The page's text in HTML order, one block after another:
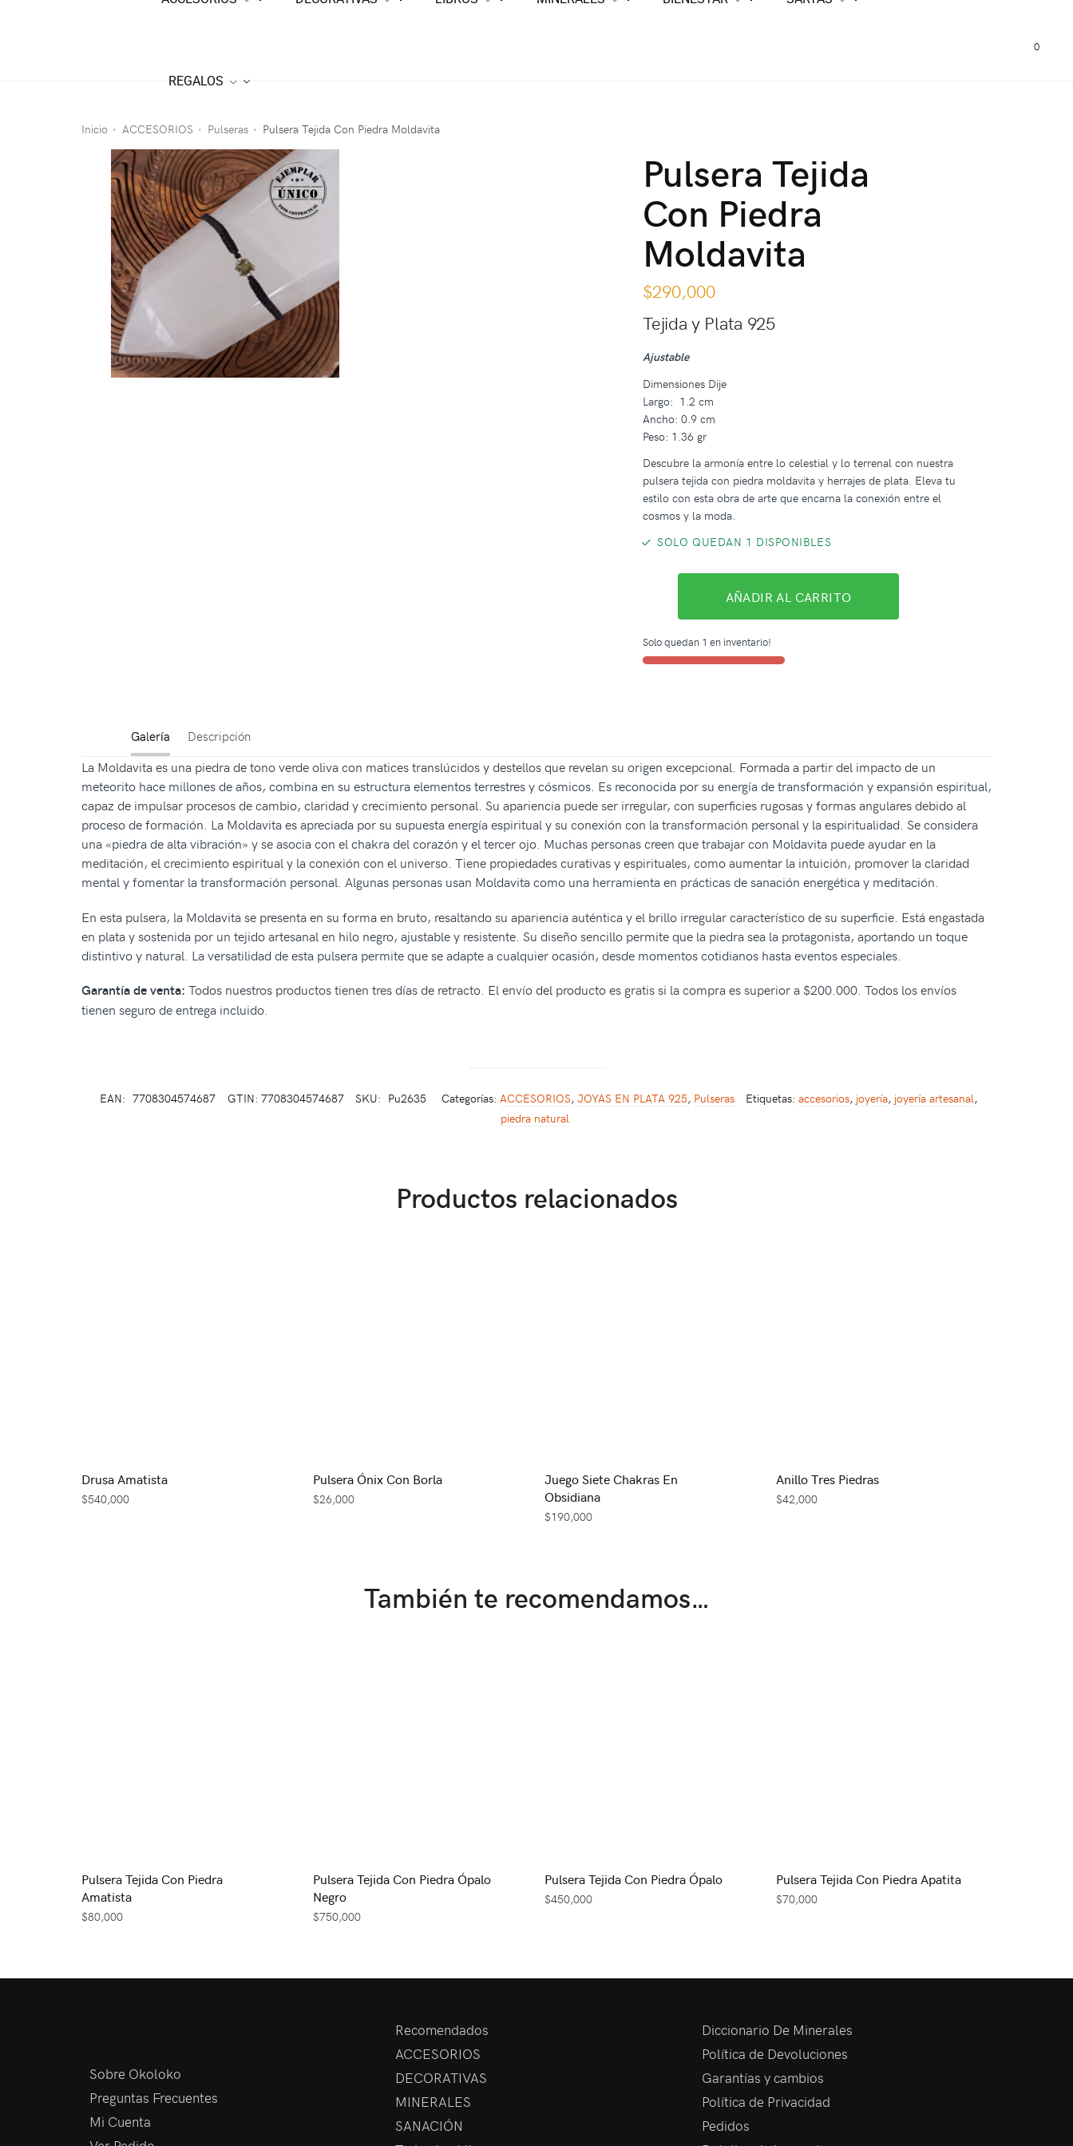
REGALOS
0
Inicio • ACCESORIOS • Pulseras • Pulsera Tejida Con Piedra Moldavita
Pulsera Tejida
Con Piedra
Moldavita
$290,000
Tejida y Plata 925
Ajustable
Dimensiones Dije
Largo: 1.2 cm
Ancho: 0.9 cm
Peso: 1.36 gr
Descubre la armonía entre lo celestial y lo terrenal con nuestra
pulsera tejida con piedra moldavita y herrajes de plata. Eleva tu
estilo con esta obra de arte que encarna la conexión entre el
cosmos y la moda.
SOLO QUEDAN 1 DISPONIBLES
AÑADIR AL CARRITO
Solo quedan 1 en inventario!
Galería Descripción
La Moldavita es una piedra de tono verde oliva con matices translúcidos y destellos que revelan su origen excepcional. Formada a partir del impacto de un
meteorito hace millones de años, combina en su estructura elementos terrestres y cósmicos. Es reconocida por su energía de transformación y expansión espiritual,
capaz de impulsar procesos de cambio, claridad y crecimiento personal. Su apariencia puede ser irregular, con superficies rugosas y formas angulares debido al
proceso de formación. La Moldavita es apreciada por su supuesta energía espiritual y su conexión con la transformación personal y la espiritualidad. Se considera
una «piedra de alta vibración» y se asocia con el chakra del corazón y el tercer ojo. Muchas personas creen que trabajar con Moldavita puede ayudar en la
meditación, el crecimiento espiritual y la conexión con el universo. Tiene propiedades curativas y espirituales, como aumentar la intuición, promover la claridad
mental y fomentar la transformación personal. Algunas personas usan Moldavita como una herramienta en prácticas de sanación energética y meditación.
En esta pulsera, la Moldavita se presenta en su forma en bruto, resaltando su apariencia auténtica y el brillo irregular característico de su superficie. Está engastada
en plata y sostenida por un tejido artesanal en hilo negro, ajustable y resistente. Su diseño sencillo permite que la piedra sea la protagonista, aportando un toque
distintivo y natural. La versatilidad de esta pulsera permite que se adapte a cualquier ocasión, desde momentos cotidianos hasta eventos especiales.
Garantía de venta: Todos nuestros productos tienen tres días de retracto. El envío del producto es gratis si la compra es superior a $200.000. Todos los envíos
tienen seguro de entrega incluido.
EAN: 7708304574687 GTIN: 7708304574687 SKU: Pu2635 Categorías: ACCESORIOS, JOYAS EN PLATA 925, Pulseras Etiquetas: accesorios, joyería, joyería artesanal,
piedra natural
Productos relacionados
Drusa Amatista
$540,000
Pulsera Ónix Con Borla
$26,000
Juego Siete Chakras En
Obsidiana
$190,000
Anillo Tres Piedras
$42,000
También te recomendamos…
Pulsera Tejida Con Piedra
Amatista
$80,000
Pulsera Tejida Con Piedra Ópalo
Negro
$750,000
Pulsera Tejida Con Piedra Ópalo
$450,000
Pulsera Tejida Con Piedra Apatita
$70,000
Sobre Okoloko
Preguntas Frecuentes
Mi Cuenta
Recomendados
ACCESORIOS
DECORATIVAS
MINERALES
SANACIÓN
Diccionario De Minerales
Política de Devoluciones
Garantías y cambios
Política de Privacidad
Pedidos